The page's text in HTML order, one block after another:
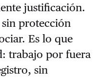
justificación.
protección
Es lo que
trabajo por fuera
sin